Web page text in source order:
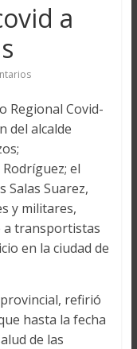
a
Regional Covid-
del alcalde
el
Salas Suarez,
y militares,
a transportistas
en la ciudad de
refirió
hasta la fecha
de las